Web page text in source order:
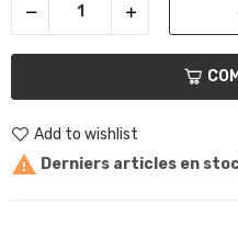
Add to wishlist
 Derniers articles en